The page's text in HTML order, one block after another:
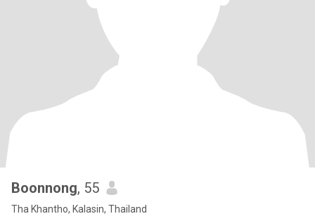
Boonnong, 55
Tha Khantho, Kalasin, Thailand